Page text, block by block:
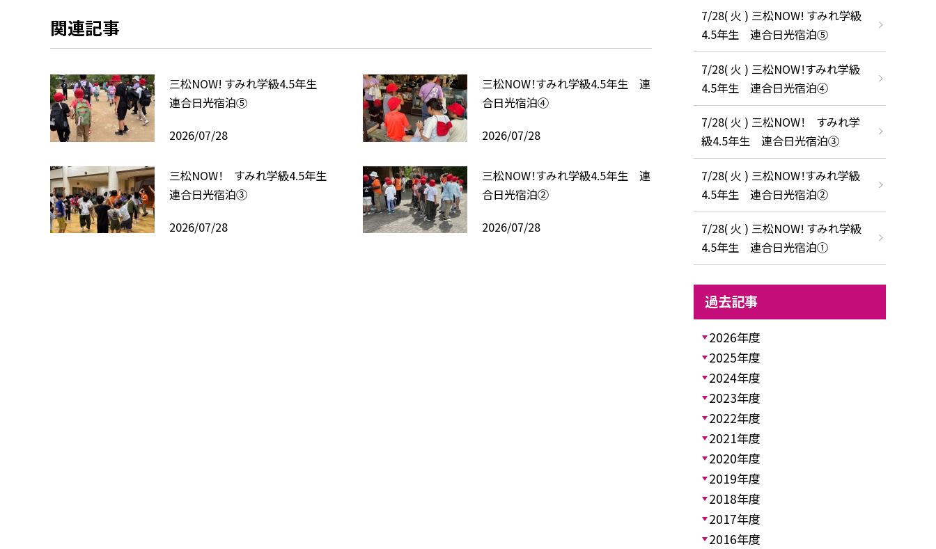
関連記事
三松NOW! すみれ学級4.5年生
連合日光宿泊⑤
2026/07/28
三松NOW！すみれ学級4.5年生 連
合日光宿泊④
2026/07/28
三松NOW！ すみれ学級4.5年生
連合日光宿泊③
2026/07/28
三松NOW！すみれ学級4.5年生 連
合日光宿泊②
2026/07/28
7/28( 火 ) 三松NOW! すみれ学級
4.5年生 連合日光宿泊⑤
7/28( 火 ) 三松NOW！すみれ学級
4.5年生 連合日光宿泊④
7/28( 火 ) 三松NOW！ すみれ学
級4.5年生 連合日光宿泊③
7/28( 火 ) 三松NOW！すみれ学級
4.5年生 連合日光宿泊②
7/28( 火 ) 三松NOW! すみれ学級
4.5年生 連合日光宿泊①
過去記事
2026年度
2025年度
2024年度
2023年度
2022年度
2021年度
2020年度
2019年度
2018年度
2017年度
2016年度